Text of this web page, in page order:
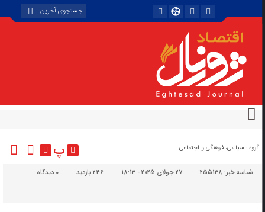
گروه : سیاسی، فرهنگی و اجتماعی پ
شناسه خبر:255138 27 جولای 2025 - 18:13 246 بازدید دیدگاه